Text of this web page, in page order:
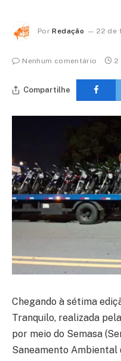
Por Redação 22 de
Nenhum comentário 2
Compartilhe
Chegando à sétima
Tranquilo, realizada
por meio do Semasa
Saneamento Ambiental